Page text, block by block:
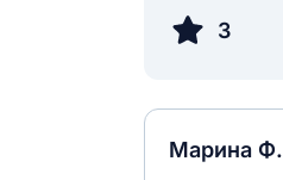
3
Марина Ф.